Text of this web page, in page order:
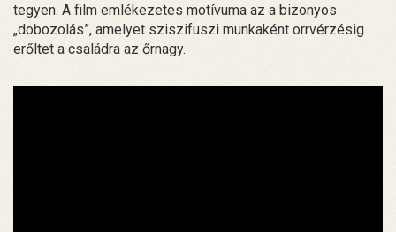
tegyen. A film emlékezetes motívuma az a bizonyos
„dobozolás”, amelyet sziszifuszi munkaként orrvérzésig
erőltet a családra az őrnagy.